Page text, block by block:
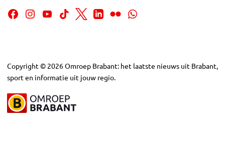
Copyright © 2026Omroep Brabant: het laatste nieuws uit Brabant,
sport en informatie uit jouw regio.